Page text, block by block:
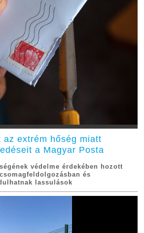
extrém hőség miatt
a Magyar Posta
védelme érdekében hozott
és
lassulások